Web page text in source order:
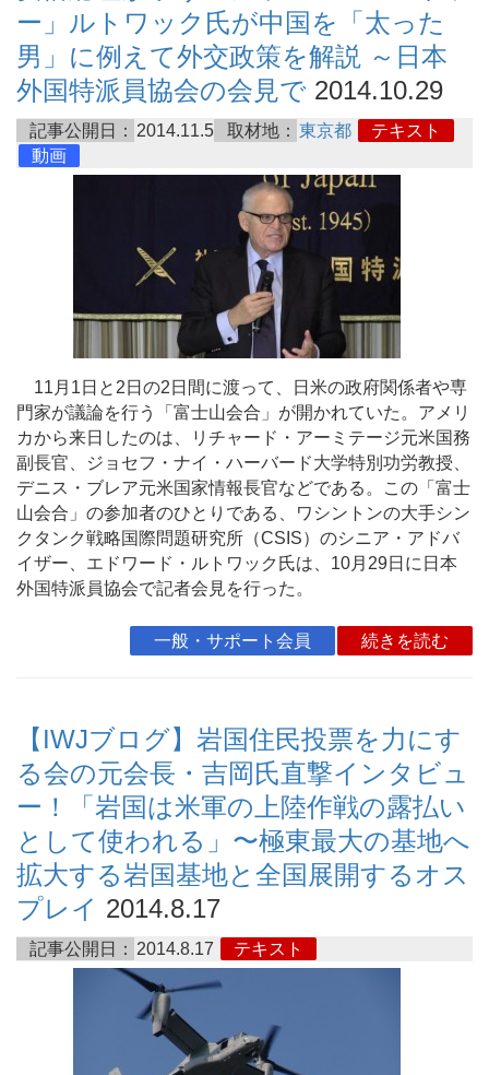
ー」ルトワック氏が中国を「太った
男」に例えて外交政策を解説 ～日本
外国特派員協会の会見で 2014.10.29
記事公開日： 2014.11.5 取材地： 東京都
テキスト
動画
11月1日と2日の2日間に渡って、日米の政府関係者や専
門家が議論を行う「富士山会合」が開かれていた。アメリ
カから来日したのは、リチャード・アーミテージ元米国務
副長官、ジョセフ・ナイ・ハーバード大学特別功労教授、
デニス・ブレア元米国家情報長官などである。この「富士
山会合」の参加者のひとりである、ワシントンの大手シン
クタンク戦略国際問題研究所（CSIS）のシニア・アドバ
イザー、エドワード・ルトワック氏は、10月29日に日本
外国特派員協会で記者会見を行った。
一般・サポート会員 続きを読む
【IWJブログ】岩国住民投票を力にす
る会の元会長・吉岡氏直撃インタビュ
ー！「岩国は米軍の上陸作戦の露払い
として使われる」〜極東最大の基地へ
拡大する岩国基地と全国展開するオス
プレイ 2014.8.17
記事公開日： 2014.8.17 テキスト